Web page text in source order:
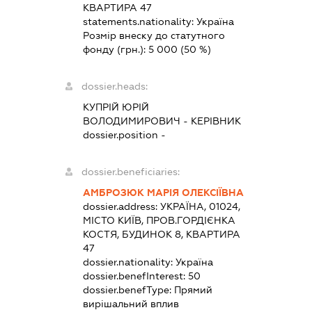
КВАРТИРА 47
statements.nationality: Україна
Розмір внеску до статутного
фонду (грн.): 5 000 (50 %)
dossier.heads:
КУПРІЙ ЮРІЙ
ВОЛОДИМИРОВИЧ - КЕРІВНИК
dossier.position -
dossier.beneficiaries:
АМБРОЗЮК МАРІЯ ОЛЕКСІЇВНА
dossier.address: УКРАЇНА, 01024,
МІСТО КИЇВ, ПРОВ.ГОРДІЄНКА
КОСТЯ, БУДИНОК 8, КВАРТИРА
47
dossier.nationality: Україна
dossier.benefInterest: 50
dossier.benefType: Прямий
вирішальний вплив